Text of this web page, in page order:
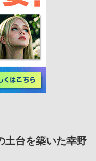
土台を築いた幸野